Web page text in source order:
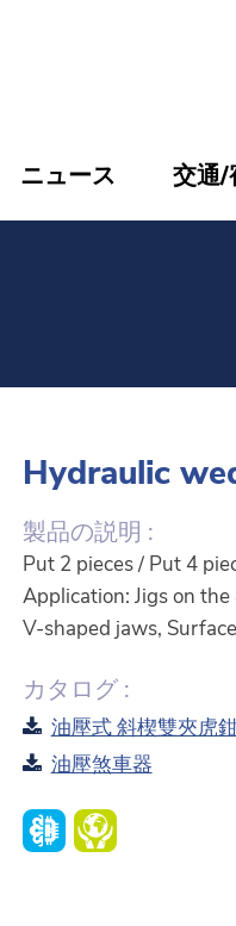
ニュース 交通/
Hydraulic
製品の説明 :
Put 2 pieces / Put 4
Application: Jigs on
V-shaped jaws,
カタログ :
油壓式 斜楔雙夾虎
油壓煞車器